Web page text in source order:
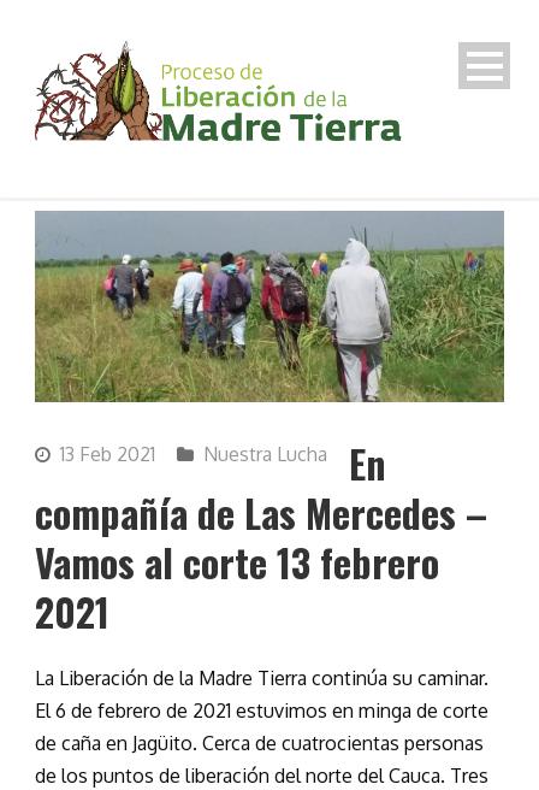
13 Feb 2021 Nuestra Lucha
En
compañía de Las Mercedes –
Vamos al corte 13 febrero
2021
La Liberación de la Madre Tierra continúa su caminar.
El 6 de febrero de 2021 estuvimos en minga de corte
de caña en Jagüito. Cerca de cuatrocientas personas
de los puntos de liberación del norte del Cauca. Tres